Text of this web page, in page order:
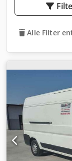
Alle Filter